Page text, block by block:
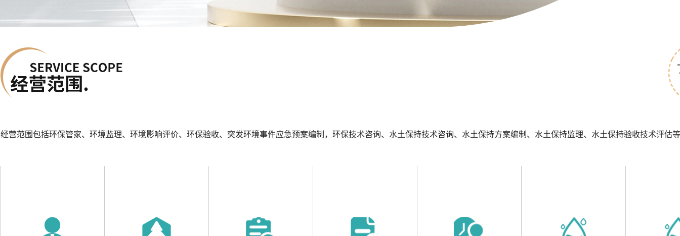
经营范围包括环保管家、环境监理、环境影响评价、环保验收、突发环境事件应急预案编制，环保技术咨询、水土保持技术咨询、水土保持方案编制、水土保持监理、水土保持验收技术评估